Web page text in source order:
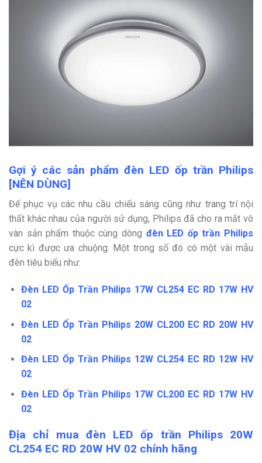
Gợi ý các sản phẩm đèn LED ốp trần Philips
[NÊN DÙNG]
Để phục vụ các nhu cầu chiếu sáng cũng như trang trí nội
thất khác nhau của người sử dụng, Philips đã cho ra mắt vô
vàn sản phẩm thuộc cùng dòng đèn LED ốp trần Philips
cực kì được ưa chuộng. Một trong số đó có một vài mẫu
đèn tiêu biểu như:
Đèn LED Ốp Trần Philips 17W CL254 EC RD 17W HV
02
Đèn LED Ốp Trần Philips 20W CL200 EC RD 20W HV
02
Đèn LED Ốp Trần Philips 12W CL254 EC RD 12W HV
02
Đèn LED Ốp Trần Philips 17W CL200 EC RD 17W HV
02
Địa chỉ mua đèn LED ốp trần Philips 20W
CL254 EC RD 20W HV 02 chính hãng